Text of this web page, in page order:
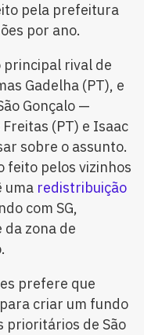
pela prefeitura
por ano.
principal rival de
Gadelha (PT), e
Gonçalo —
(PT) e Isaac
sobre o assunto.
feito pelos vizinhos
uma redistribuição
com SG,
da zona de
prefere que
criar um fundo
prioritários de São